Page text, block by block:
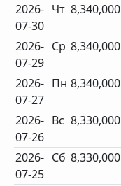
2026-
07-30
Чт 8,340,000
2026-
07-29
Ср 8,340,000
2026-
07-27
Пн 8,340,000
2026-
07-26
Вс 8,330,000
2026-
07-25
Сб 8,330,000